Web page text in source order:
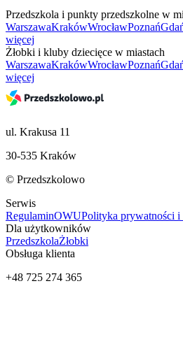
Przedszkola i punkty przedszkolne w
WarszawaKrakówWrocławPoznań
więcej
Żłobki i kluby dziecięce w miastach
WarszawaKrakówWrocławPoznań
więcej
ul. Krakusa 11
30-535 Kraków
© Przedszkolowo
Serwis
RegulaminOWUPolityka prywatności i
Dla użytkowników
PrzedszkolaŻłobki
Obsługa klienta
+48 725 274 365